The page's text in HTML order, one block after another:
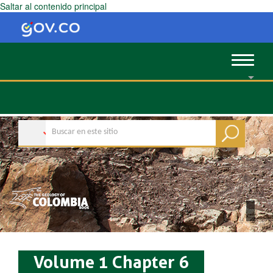
Saltar al contenido principal
Toggle
Volume 1 Chapter 6